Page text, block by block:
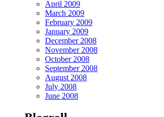
April 2009
March 2009
February 2009
January 2009
December 2008
November 2008
October 2008
September 2008
August 2008
July 2008
June 2008